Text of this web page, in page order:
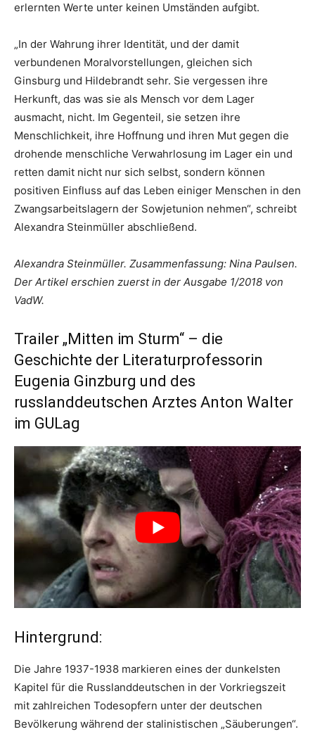
erlernten Werte unter keinen Umständen aufgibt.
„In der Wahrung ihrer Identität, und der damit
verbundenen Moralvorstellungen, gleichen sich
Ginsburg und Hildebrandt sehr. Sie vergessen ihre
Herkunft, das was sie als Mensch vor dem Lager
ausmacht, nicht. Im Gegenteil, sie setzen ihre
Menschlichkeit, ihre Hoffnung und ihren Mut gegen die
drohende menschliche Verwahrlosung im Lager ein und
retten damit nicht nur sich selbst, sondern können
positiven Einfluss auf das Leben einiger Menschen in den
Zwangsarbeitslagern der Sowjetunion nehmen“, schreibt
Alexandra Steinmüller abschließend.
Alexandra Steinmüller. Zusammenfassung: Nina Paulsen.
Der Artikel erschien zuerst in der Ausgabe 1/2018 von
VadW.
Trailer „Mitten im Sturm“ – die
Geschichte der Literaturprofessorin
Eugenia Ginzburg und des
russlanddeutschen Arztes Anton Walter
im GULag
Hintergrund:
Die Jahre 1937-1938 markieren eines der dunkelsten
Kapitel für die Russlanddeutschen in der Vorkriegszeit
mit zahlreichen Todesopfern unter der deutschen
Bevölkerung während der stalinistischen „Säuberungen“.